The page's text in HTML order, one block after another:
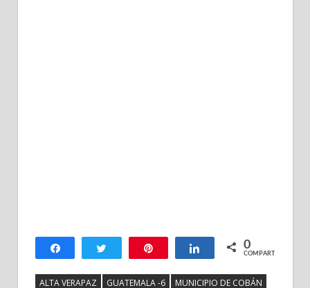
Compartir Twittear Compartir
0
COMPARTIR
ALTA VERAPAZ GUATEMALA -6 MUNICIPIO DE COBÁN